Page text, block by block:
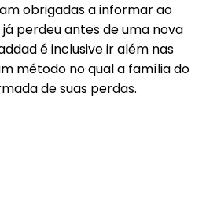
obrigadas a informar ao
perdeu antes de uma nova
é inclusive ir além nas
método no qual a família do
de suas perdas.